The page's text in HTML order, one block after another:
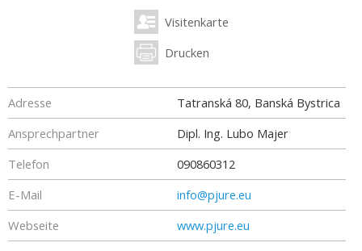
Visitenkarte
Drucken
Adresse
Tatranská 80, Banská Bystrica
Ansprechpartner
Dipl. Ing. Lubo Majer
Telefon
090860312
E-Mail
info@pjure.eu
Webseite
www.pjure.eu